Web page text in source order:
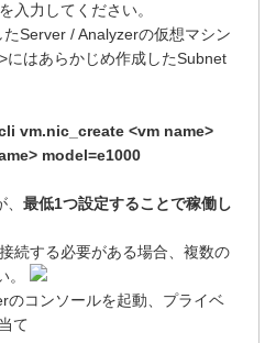
入力してください。
Server / Analyzerの仮想マシン
にはあらかじめ作成したSubnet
vm.nic_create <vm name>
model=e1000
最低1つ設定することで稼働し
続する必要がある場合、複数の
。
のコンソールを起動、プライベ
て